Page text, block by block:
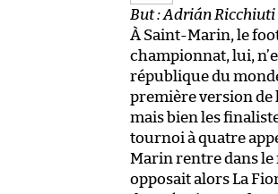
But : Adrián Ricchiuti
À Saint-Marin, le
championnat, lui,
république du
première version de
mais bien les
tournoi à quatre
Marin rentre dans le
opposait alors La